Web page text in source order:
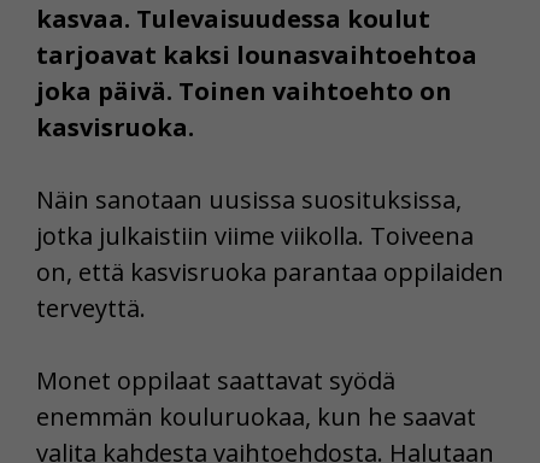
kasvaa. Tulevaisuudessa koulut
tarjoavat kaksi lounasvaihtoehtoa
joka päivä. Toinen vaihtoehto on
kasvisruoka.
Näin sanotaan uusissa suosituksissa,
jotka julkaistiin viime viikolla. Toiveena
on, että kasvisruoka parantaa oppilaiden
terveyttä.
Monet oppilaat saattavat syödä
enemmän kouluruokaa, kun he saavat
valita kahdesta vaihtoehdosta. Halutaan